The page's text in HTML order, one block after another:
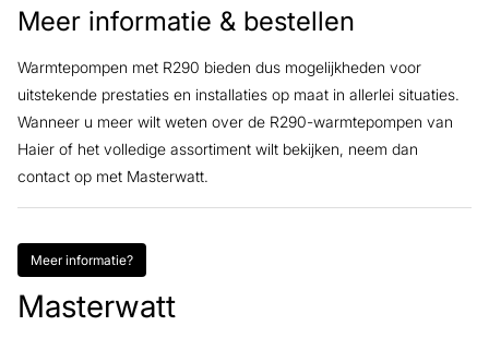
Meer informatie & bestellen
Warmtepompen met R290 bieden dus mogelijkheden voor
uitstekende prestaties en installaties op maat in allerlei situaties.
Wanneer u meer wilt weten over de R290-warmtepompen van
Haier of het volledige assortiment wilt bekijken, neem dan
contact op met Masterwatt.
Meer informatie?
Masterwatt